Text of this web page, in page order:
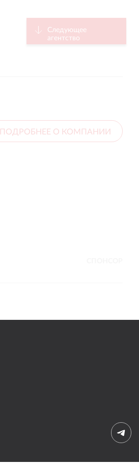
Следующее
агентство
ПОДРОБНЕЕ О КОМПАНИИ